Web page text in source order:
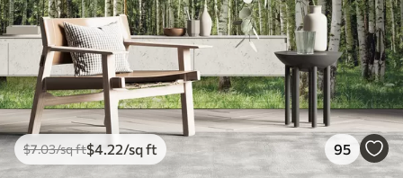
$7.03/sq ft$4 .22/sq ft 95